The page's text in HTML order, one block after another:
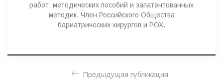
работ, методических пособий и запатентованных
методик. Член Российского Общества
бариатрических хирургов и РОХ.
Предыдущая публикация